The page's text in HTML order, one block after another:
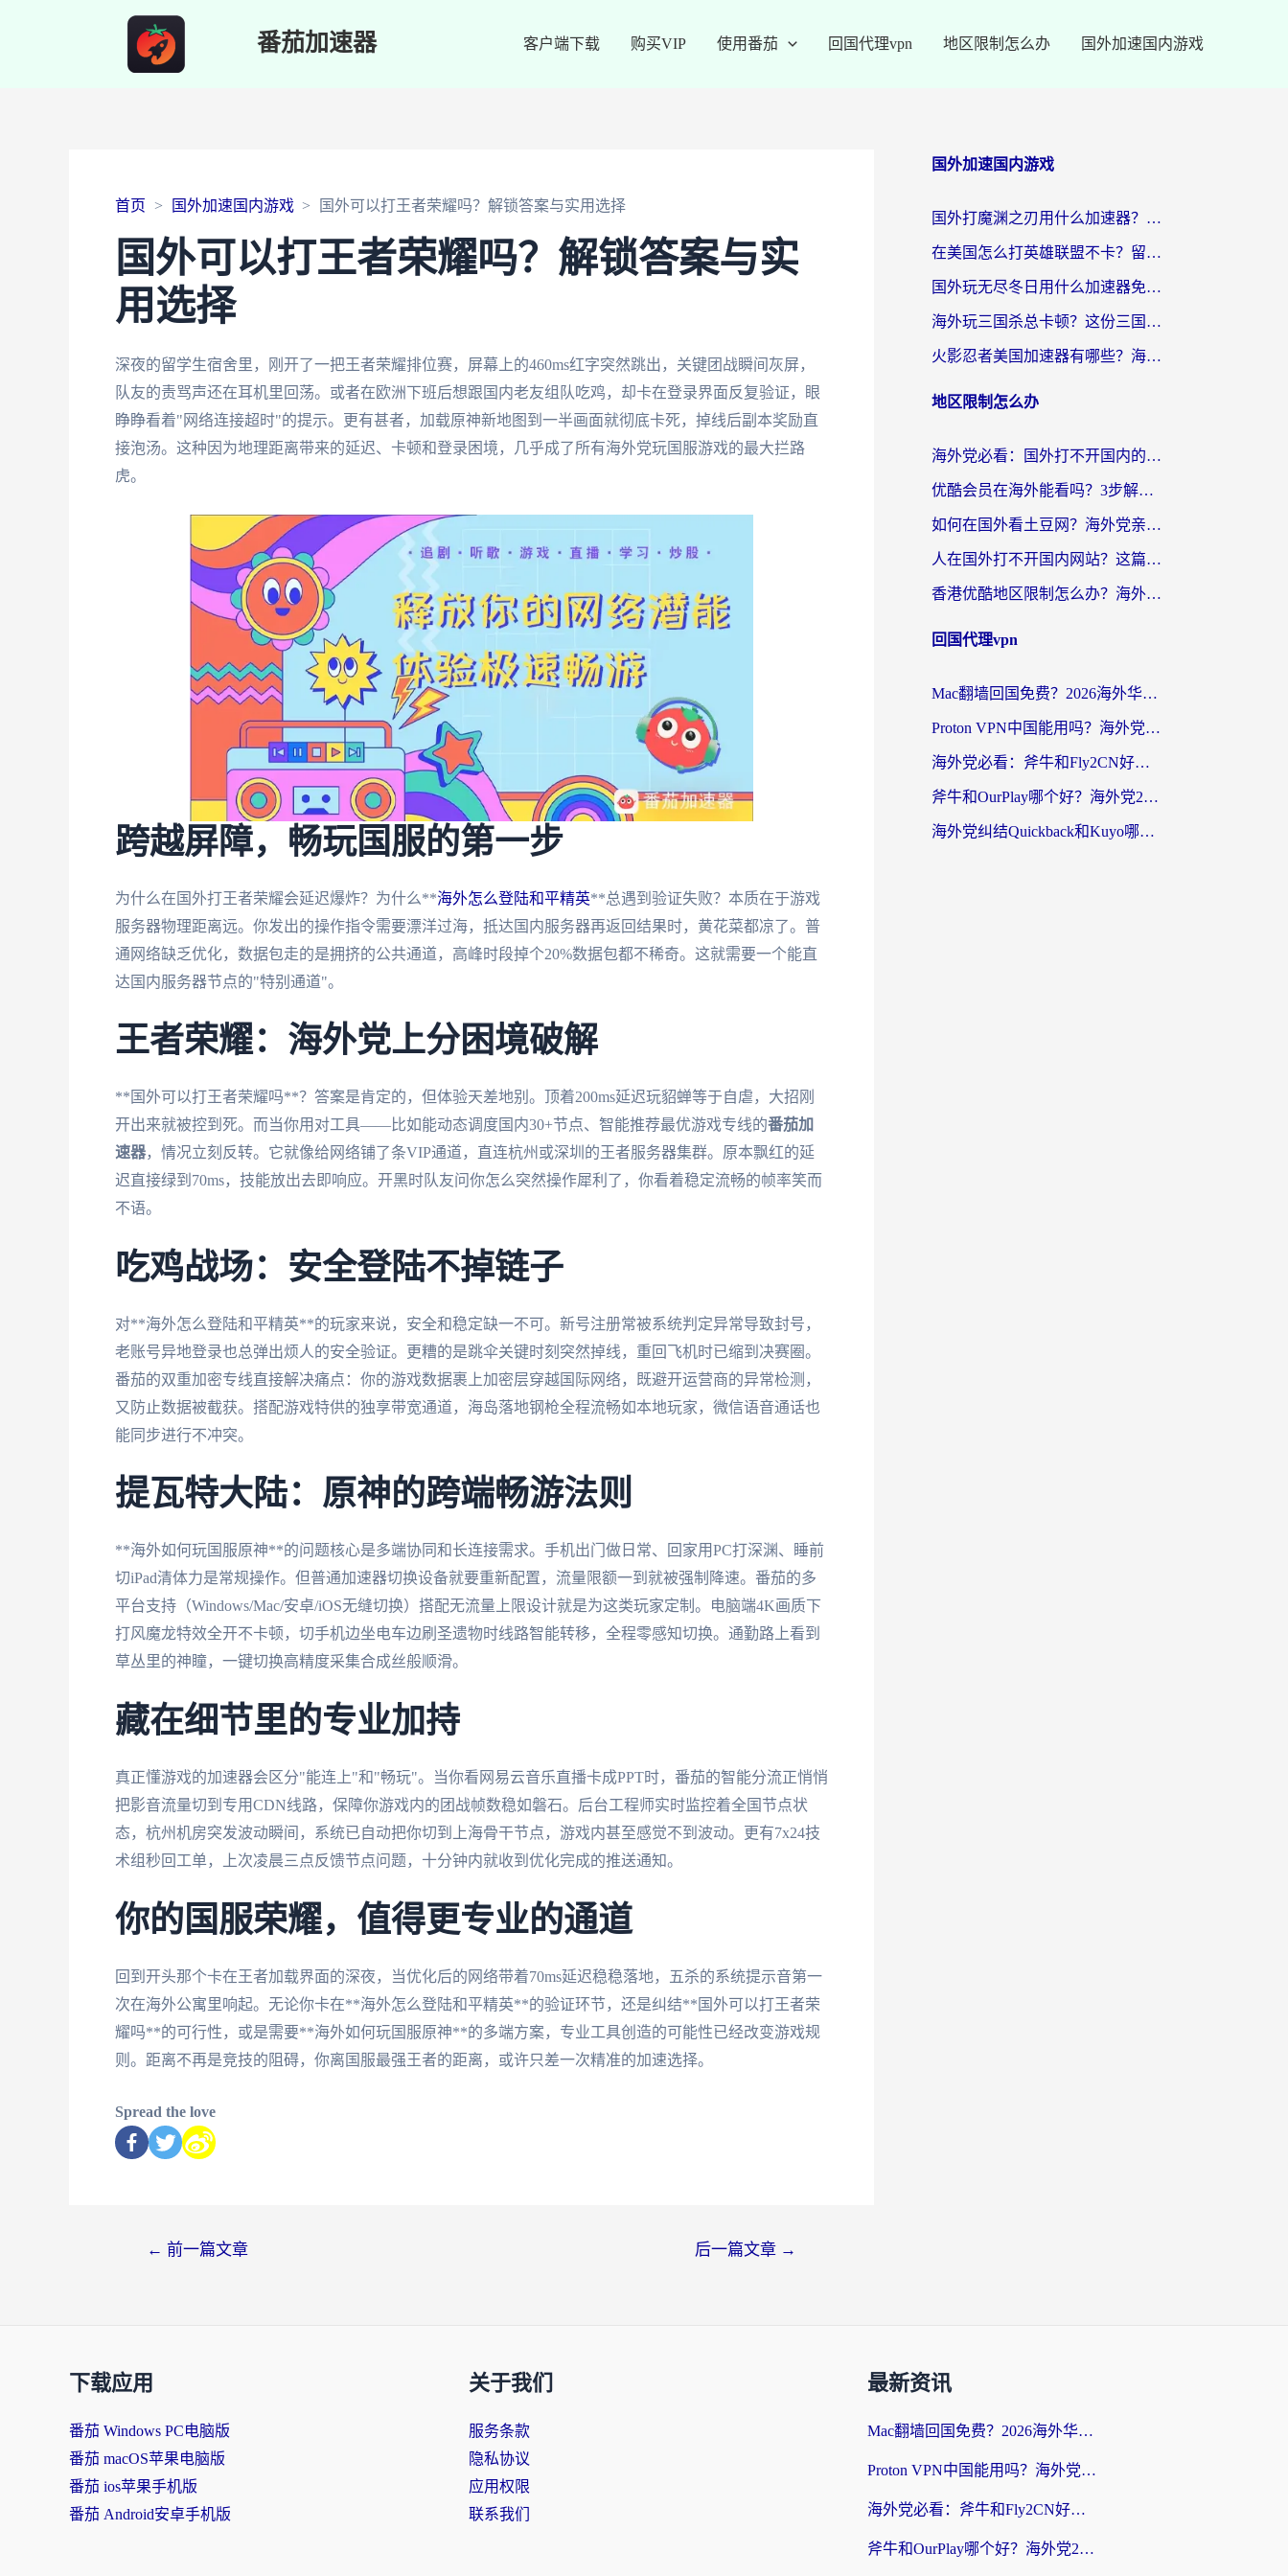
番茄加速器 客户端下载 购买VIP 使用番茄 回国代理vpn 地区限制怎么办 国外加速国内游戏
首页 国外加速国内游戏 国外可以打王者荣耀吗？解锁答案与实用选择
国外可以打王者荣耀吗？解锁答案与实
用选择
深夜的留学生宿舍里，刚开了一把王者荣耀排位赛，屏幕上的460ms红字突然跳出，关键团战瞬间灰屏，
队友的责骂声还在耳机里回荡。或者在欧洲下班后想跟国内老友组队吃鸡，却卡在登录界面反复验证，眼
睁睁看着"网络连接超时"的提示。更有甚者，加载原神新地图到一半画面就彻底卡死，掉线后副本奖励直
接泡汤。这种因为地理距离带来的延迟、卡顿和登录困境，几乎成了所有海外党玩国服游戏的最大拦路
虎。
跨越屏障，畅玩国服的第一步
为什么在国外打王者荣耀会延迟爆炸？为什么**海外怎么登陆和平精英**总遇到验证失败？本质在于游戏
服务器物理距离远。你发出的操作指令需要漂洋过海，抵达国内服务器再返回结果时，黄花菜都凉了。普
通网络缺乏优化，数据包走的是拥挤的公共通道，高峰时段掉个20%数据包都不稀奇。这就需要一个能直
达国内服务器节点的"特别通道"。
王者荣耀：海外党上分困境破解
**国外可以打王者荣耀吗**？答案是肯定的，但体验天差地别。顶着200ms延迟玩貂蝉等于自虐，大招刚
开出来就被控到死。而当你用对工具——比如能动态调度国内30+节点、智能推荐最优游戏专线的番茄加
速器，情况立刻反转。它就像给网络铺了条VIP通道，直连杭州或深圳的王者服务器集群。原本飘红的延
迟直接绿到70ms，技能放出去即响应。开黑时队友问你怎么突然操作犀利了，你看着稳定流畅的帧率笑而
不语。
吃鸡战场：安全登陆不掉链子
对**海外怎么登陆和平精英**的玩家来说，安全和稳定缺一不可。新号注册常被系统判定异常导致封号，
老账号异地登录也总弹出烦人的安全验证。更糟的是跳伞关键时刻突然掉线，重回飞机时已缩到决赛圈。
番茄的双重加密专线直接解决痛点：你的游戏数据裹上加密层穿越国际网络，既避开运营商的异常检测，
又防止数据被截获。搭配游戏特供的独享带宽通道，海岛落地钢枪全程流畅如本地玩家，微信语音通话也
能同步进行不冲突。
提瓦特大陆：原神的跨端畅游法则
**海外如何玩国服原神**的问题核心是多端协同和长连接需求。手机出门做日常、回家用PC打深渊、睡前
切iPad清体力是常规操作。但普通加速器切换设备就要重新配置，流量限额一到就被强制降速。番茄的多
平台支持（Windows/Mac/安卓/iOS无缝切换）搭配无流量上限设计就是为这类玩家定制。电脑端4K画质下
打风魔龙特效全开不卡顿，切手机边坐电车边刷圣遗物时线路智能转移，全程零感知切换。通勤路上看到
草丛里的神瞳，一键切换高精度采集合成丝般顺滑。
藏在细节里的专业加持
真正懂游戏的加速器会区分"能连上"和"畅玩"。当你看网易云音乐直播卡成PPT时，番茄的智能分流正悄悄
把影音流量切到专用CDN线路，保障你游戏内的团战帧数稳如磐石。后台工程师实时监控着全国节点状
态，杭州机房突发波动瞬间，系统已自动把你切到上海骨干节点，游戏内甚至感觉不到波动。更有7x24技
术组秒回工单，上次凌晨三点反馈节点问题，十分钟内就收到优化完成的推送通知。
你的国服荣耀，值得更专业的通道
回到开头那个卡在王者加载界面的深夜，当优化后的网络带着70ms延迟稳稳落地，五杀的系统提示音第一
次在海外公寓里响起。无论你卡在**海外怎么登陆和平精英**的验证环节，还是纠结**国外可以打王者荣
耀吗**的可行性，或是需要**海外如何玩国服原神**的多端方案，专业工具创造的可能性已经改变游戏规
则。距离不再是竞技的阻碍，你离国服最强王者的距离，或许只差一次精准的加速选择。
Spread the love
← 前一篇文章 后一篇文章 →
国外加速国内游戏
国外打魔渊之刃用什么加速器？2026海外玩家国服游戏加速全攻略（附闪耀暖暖&复苏的魔女避坑指南）
在美国怎么打英雄联盟不卡？留学生亲测的国服游戏加速全攻略
国外玩无尽冬日用什么加速器免费？海外党国服游戏加速避坑指南
海外玩三国杀总卡顿？这份三国杀游戏加速器指南帮你告别延迟烦恼
火影忍者美国加速器有哪些？海外党亲测的国服游戏加速全攻略（含菲律宾玩三国之刃守望黎明技巧）
地区限制怎么办
海外党必看：国外打不开国内的app怎么办？3步解决你的乡愁
优酷会员在海外能看吗？3步解决海外追剧难题，附实测好用加速器推荐
如何在国外看土豆网？海外党亲测有效的追剧加速器选择指南
人在国外打不开国内网站？这篇攻略帮你无缝解锁国内资源（附交管12123使用技巧）
香港优酷地区限制怎么办？海外党亲测有效的追剧解决方案
回国代理vpn
Mac翻墙回国免费？2026海外华人亲测：从CCTV5直播到国内APP，这样选加速器才靠谱
Proton VPN中国能用吗？海外党选回国加速器的避坑指南（附番茄加速器实测）
海外党必看：斧牛和Fly2CN好用吗？3招教你选对回国加速器（附免费试用攻略）
斧牛和OurPlay哪个好？海外党2026亲测：选对加速器，国内资源秒加载
海外党纠结Quickback和Kuyo哪个好？选对回国加速器才能无缝刷国内资源
下载应用
番茄 Windows PC电脑版
番茄 macOS苹果电脑版
番茄 ios苹果手机版
番茄 Android安卓手机版
关于我们
服务条款
隐私协议
应用权限
联系我们
最新资讯
Mac翻墙回国免费？2026海外华人亲测：从CCTV5直播到国内APP，这样选加速器才靠谱
Proton VPN中国能用吗？海外党选回国加速器的避坑指南（附番茄加速器实测）
海外党必看：斧牛和Fly2CN好用吗？3招教你选对回国加速器（附免费试用攻略）
斧牛和OurPlay哪个好？海外党2026亲测：选对加速器，国内资源秒加载